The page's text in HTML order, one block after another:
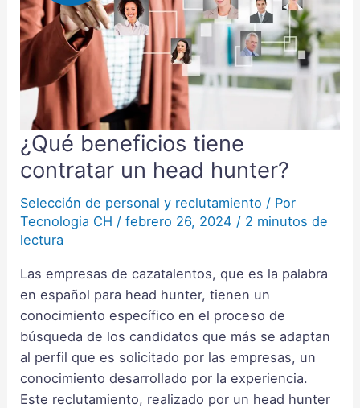
¿Qué beneficios tiene
contratar un head hunter?
Selección de personal y reclutamiento / Por
Tecnologia CH /febrero 26, 2024 / 2 minutos de
lectura
Las empresas de cazatalentos, que es la palabra
en español para head hunter, tienen un
conocimiento específico en el proceso de
búsqueda de los candidatos que más se adaptan
al perfil que es solicitado por las empresas, un
conocimiento desarrollado por la experiencia.
Este reclutamiento, realizado por un head hunter
¿Qué
beneficios
tiene
contratar
un
head
hunter?